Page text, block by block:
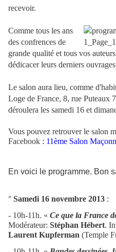
recevoir.
Comme tous les ans
des confrences de
grande qualité et tous vos
dédicacer leurs derniers
Le salon aura lieu, comme
Loge de France, 8, rue Puteaux
déroulera les samedi 16 et
Vous pouvez retrouver le salon
Facebook : 11ème Salon
En voici le programme. Bon
° Samedi 16 novembre 2013 :
- 10h-11h. « Ce que la France
Modérateur: Stéphan Hébert.
Laurent Kupferman (Temple